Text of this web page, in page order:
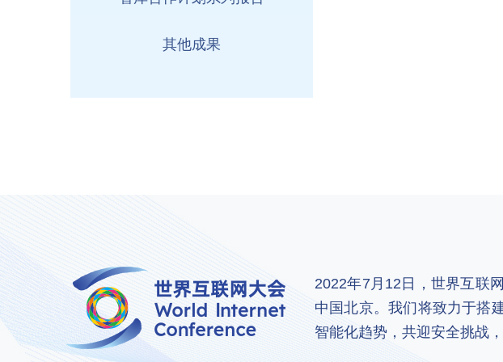
其他成果
2022年7月12日，世界互联
中国北京。我们将致力于搭
智能化趋势，共迎安全挑战